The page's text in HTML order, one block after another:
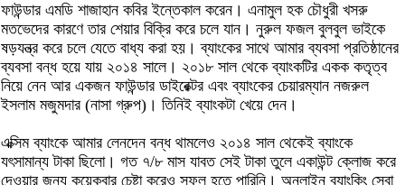
ফাউন্ডার এমডি শাজাহান কবির ইন্তেকাল করেন। এনামুল হক চৌধুরী খসরু
মতভেদের কারণে তার শেয়ার বিক্রি করে চলে যান। নুরুল ফজল বুলবুল ভাইকে
ষড়যন্ত্র করে চলে যেতে বাধ্য করা হয়। ব্যাংকের সাথে আমার ব্যবসা প্রতিষ্ঠানের
ব্যবসা বন্ধ হয়ে যায় ২০১৪ সালে। ২০১৮ সাল থেকে ব্যাংকটির একক কতৃত্ব
নিয়ে নেন আর একজন ফাউন্ডার ডাইরেক্টর এবং ব্যাংকের চেয়ারম্যান নজরুল
ইসলাম মজুমদার (নাসা গ্রুপ)। তিনিই ব্যাংকটা খেয়ে দেন।
এক্সিম ব্যাংকে আমার লেনদেন বন্ধ থামলেও ২০১৪ সাল থেকেই ব্যাংকে
যৎসামান্য টাকা ছিলো। গত ৭/৮ মাস যাবত সেই টাকা তুলে একাউন্ট ক্লোজ করে
দেওয়ার জন্য কয়েকবার চেষ্টা করেও সফল হতে পারিনি। অনলাইন ব্যাংকিং সেবা